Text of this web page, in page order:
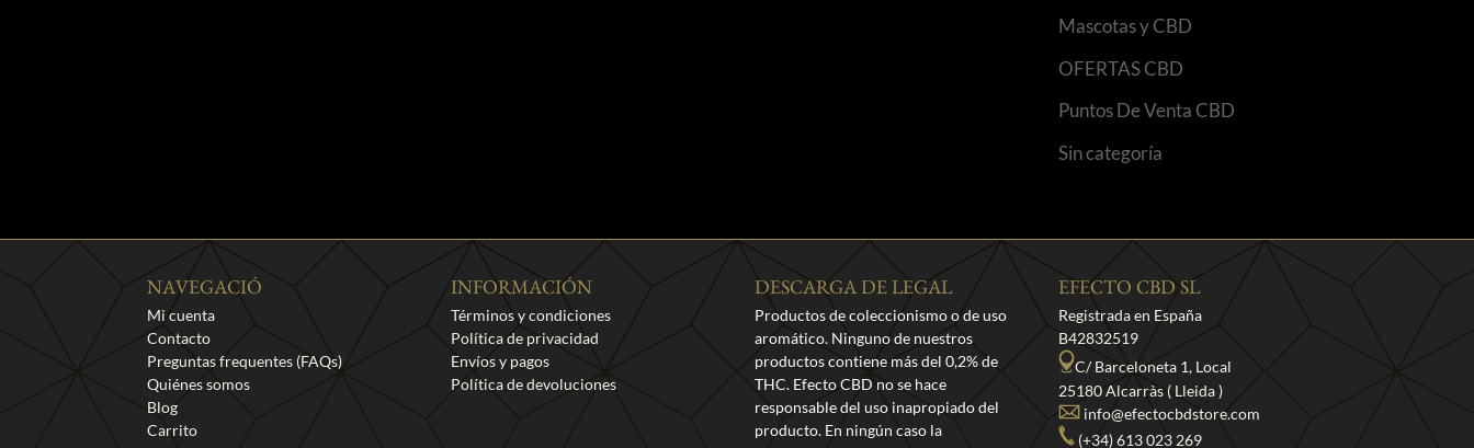
Mascotas y CBD
OFERTAS CBD
Puntos De Venta CBD
Sin categoría
NAVEGACIÓ
Mi cuenta
Contacto
Preguntas frequentes (FAQs)
Quiénes somos
Blog
Carrito
INFORMACIÓN
Términos y condiciones
Política de privacidad
Envíos y pagos
Política de devoluciones
DESCARGA DE LEGAL
Productos de coleccionismo o de uso
aromático. Ninguno de nuestros
productos contiene más del 0,2% de
THC. Efecto CBD no se hace
responsable del uso inapropiado del
producto. En ningún caso la
EFECTO CBD SL
Registrada en España
B42832519
C/ Barceloneta 1, Local
25180 Alcarràs ( Lleida )
info@efectocbdstore.com
(+34) 613 023 269